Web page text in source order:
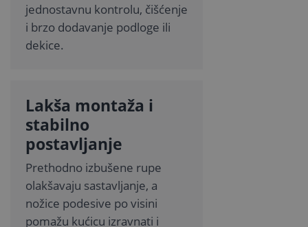
jednostavnu kontrolu, čišćenje
i brzo dodavanje podloge ili
dekice.
Lakša montaža i
stabilno
postavljanje
Prethodno izbušene rupe
olakšavaju sastavljanje, a
nožice podesive po visini
pomažu kućicu izravnati i